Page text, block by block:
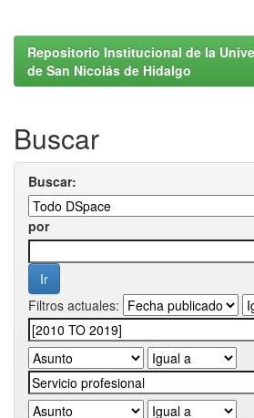
Repositorio Institucional de la
de San Nicolás de Hidalgo
Buscar
Buscar:
por
Filtros actuales: